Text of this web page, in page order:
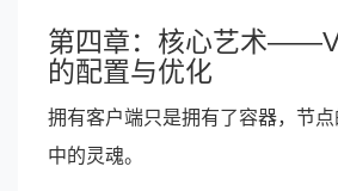
第四章：核心艺术
的配置与优化
拥有客户端只是拥有了容器，节
中的灵魂。